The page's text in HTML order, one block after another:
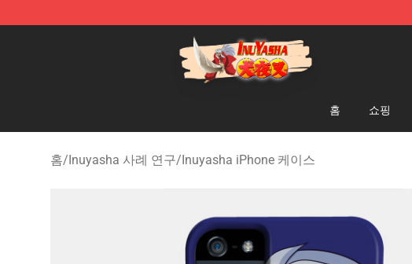
Inuyasha Store - Official Inuyasha Merchandise Shop
홈 쇼핑
홈/Inuyasha 사례 연구/Inuyasha iPhone 케이스